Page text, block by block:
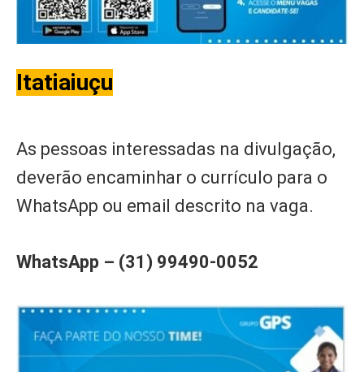
Itatiaiuçu
As pessoas interessadas na divulgação,
deverão encaminhar o currículo para o
WhatsApp ou email descrito na vaga.
WhatsApp – (31) 99490-0052